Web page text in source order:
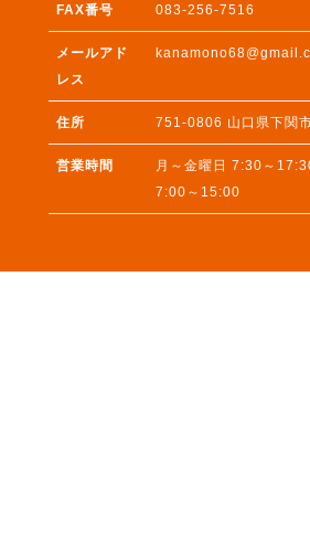
FAX番号 083-256-7516
メールアド
レス
住所 751-0806 山口県下関
営業時間
月～金曜日 7:30～
7:00～15:00